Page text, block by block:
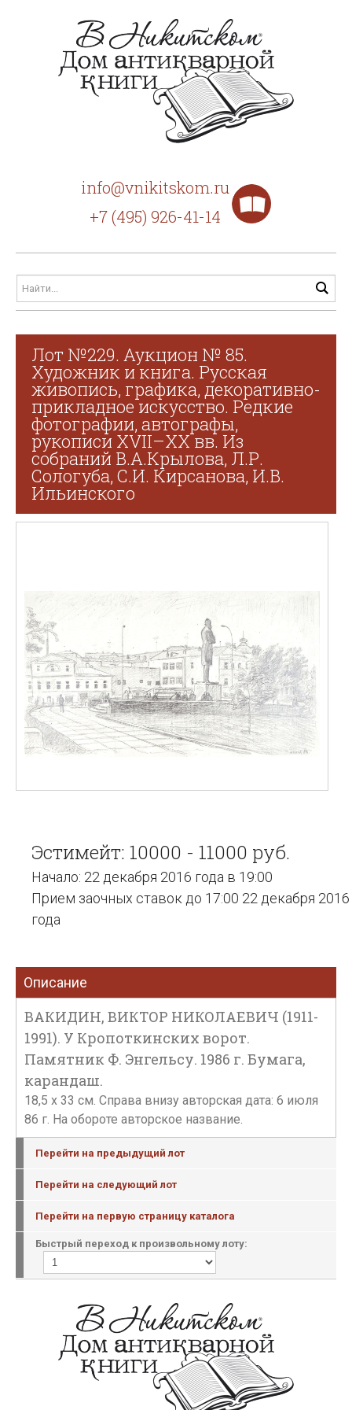
info@vnikitskom.ru
+7 (495) 926-41-14
Лот №229. Аукцион № 85.
Художник и книга. Русская
живопись, графика, декоративно-
прикладное искусство. Редкие
фотографии, автографы,
рукописи XVII–XX вв. Из
собраний В.А.Крылова, Л.Р.
Сологуба, С.И. Кирсанова, И.В.
Ильинского
Эстимейт: 10000 - 11000 руб.
Начало: 22 декабря 2016 года в 19:00
Прием заочных ставок до 17:00 22 декабря 2016
года
Описание
ВАКИДИН, ВИКТОР НИКОЛАЕВИЧ (1911-
1991). У Кропоткинских ворот.
Памятник Ф. Энгельсу. 1986 г. Бумага,
карандаш.
18,5 х 33 см. Справа внизу авторская дата: 6 июля
86 г. На обороте авторское название.
Перейти на предыдущий лот
Перейти на следующий лот
Перейти на первую страницу каталога
Быстрый переход к произвольному лоту: